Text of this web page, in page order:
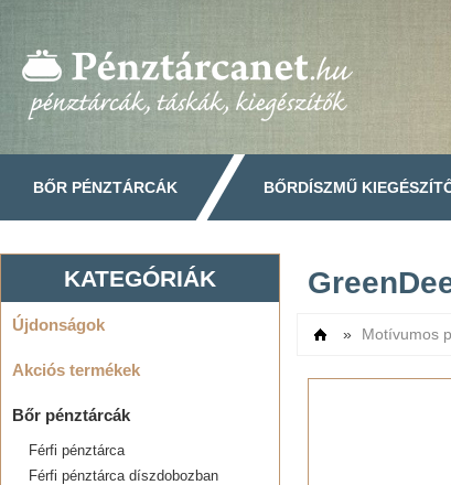
BŐR PÉNZTÁRCÁK BŐRDÍSZMŰ
KATEGÓRIÁK
Újdonságok
Akciós termékek
Bőr pénztárcák
Férfi pénztárca
Férfi pénztárca díszdobozban
Címlap
» Motívumos